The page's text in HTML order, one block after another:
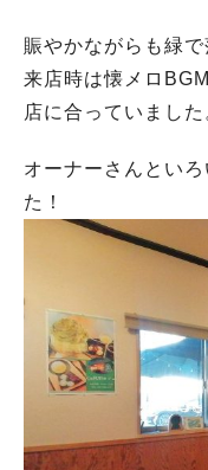
賑やかながらも緑で
来店時は懐メロ
店に合っていました
オーナーさんとい
た！